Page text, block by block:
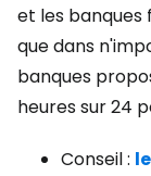
et les
que dans
banques
heures sur 24
Conseil :